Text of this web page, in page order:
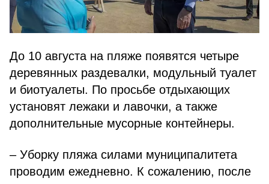
До 10 августа на пляже появятся четыре
деревянных раздевалки, модульный туалет
и биотуалеты. По просьбе отдыхающих
установят лежаки и лавочки, а также
дополнительные мусорные контейнеры.
– Уборку пляжа силами муниципалитета
проводим ежедневно. К сожалению, после